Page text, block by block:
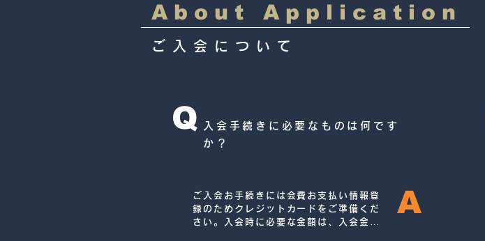
​About Application
ご入会について
Q入会手続きに必要なものは何です
か？
ご入会お手続きには会費お支払い情報登
録のためクレジットカードをご準備くだ
さい。入会時に必要な金額は、入会金＋
A